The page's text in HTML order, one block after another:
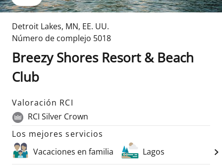
Detroit Lakes, MN, EE. UU.
Número de complejo 5018
Breezy Shores Resort & Beach
Club
Valoración RCI
RCI Silver Crown
Los mejores servicios
Vacaciones en familia
Lagos